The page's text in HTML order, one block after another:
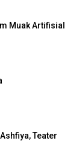
Muak Artifisial
Teater